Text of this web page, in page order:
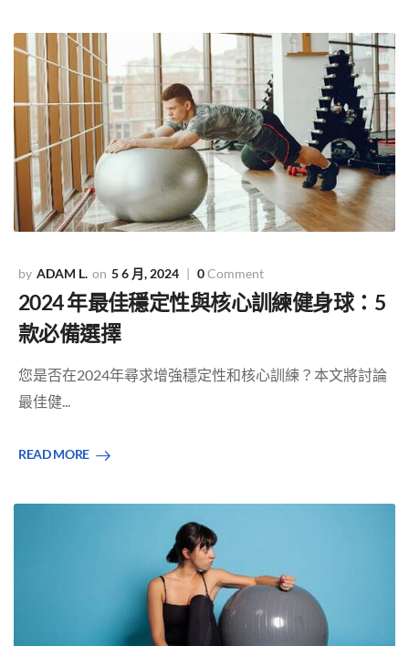
ADAM L. 5 6 月, 2024 0Comment
2024 年最佳穩定性與核心訓練健身球：5
款必備選擇
您是否在2024年尋求增強穩定性和核心訓練？本文將討論
最佳健...
READ MORE